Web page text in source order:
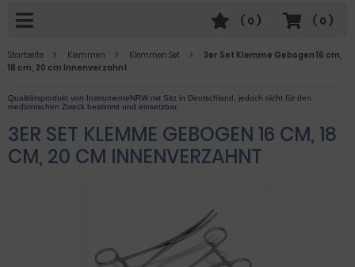
( 0 )
( 0 )
Startseite Klemmen Klemmen Set
3er Set Klemme Gebogen 16 cm,
18 cm, 20 cm Innenverzahnt
3ER SET KLEMME GEBOGEN 16 CM, 18
CM, 20 CM INNENVERZAHNT